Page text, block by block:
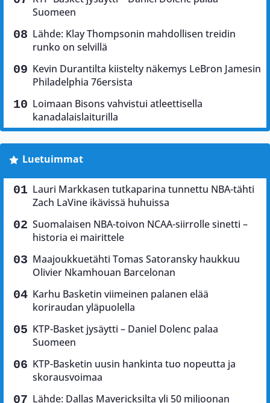
Suomeen
Lähde: Klay Thompsonin mahdollisen treidin
runko on selvillä
Kevin Durantilta kiistelty näkemys LeBron Jamesin
Philadelphia 76ersista
Loimaan Bisons vahvistui atleettisella
kanadalaislaiturilla
Luetuimmat
Lauri Markkasen tutkaparina tunnettu NBA-tähti
Zach LaVine ikävissä huhuissa
Suomalaisen NBA-toivon NCAA-siirrolle sinetti –
historia ei mairittele
Maajoukkuetähti Tomas Satoransky haukkuu
Olivier Nkamhouan Barcelonan
Karhu Basketin viimeinen palanen elää
koriraudan yläpuolella
KTP-Basket jysäytti – Daniel Dolenc palaa
Suomeen
KTP-Basketin uusin hankinta tuo nopeutta ja
skorausvoimaa
Lähde: Dallas Mavericksilta yli 50 miljoonan